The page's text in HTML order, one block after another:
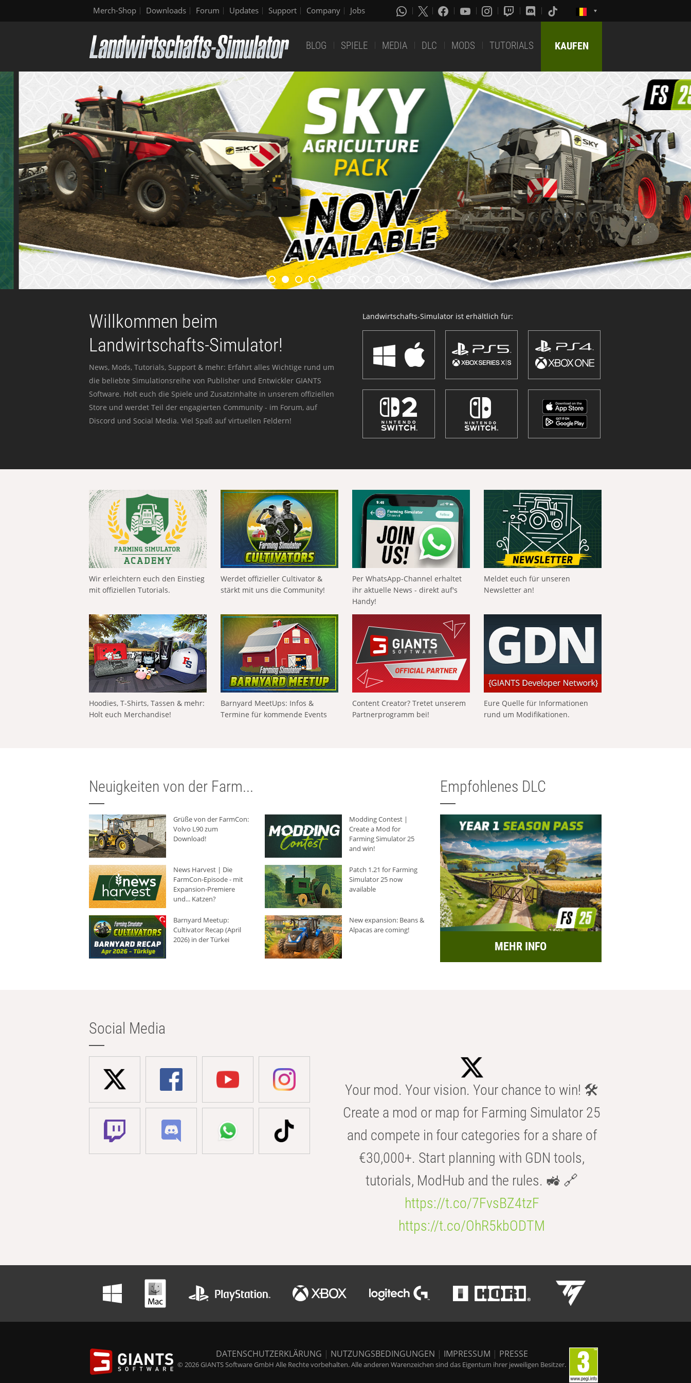
Merch-Shop Downloads Forum Updates Support Company Jobs
BLOG SPIELE MEDIA DLC MODS TUTORIALS KAUFEN
Willkommen beim
Landwirtschafts-Simulator!
News, Mods, Tutorials, Support & mehr: Erfahrt alles Wichtige rund um
die beliebte Simulationsreihe von Publisher und Entwickler GIANTS
Software. Holt euch die Spiele und Zusatzinhalte in unserem offiziellen
Store und werdet Teil der engagierten Community - im Forum, auf
Discord und Social Media. Viel Spaß auf virtuellen Feldern!
Landwirtschafts-Simulator ist erhältlich für:
Wir erleichtern euch den Einstieg
mit offiziellen Tutorials.
Werdet offizieller Cultivator &
stärkt mit uns die Community!
Per WhatsApp-Channel erhaltet
ihr aktuelle News - direkt auf's
Handy!
Meldet euch für unseren
Newsletter an!
Hoodies, T-Shirts, Tassen & mehr:
Holt euch Merchandise!
Barnyard MeetUps: Infos &
Termine für kommende Events
Content Creator? Tretet unserem
Partnerprogramm bei!
Eure Quelle für Informationen
rund um Modifikationen.
Neuigkeiten von der Farm...
Grüße von der FarmCon:
Volvo L90 zum
Download!
Modding Contest |
Create a Mod for
Farming Simulator 25
and win!
News Harvest | Die
FarmCon-Episode - mit
Expansion-Premiere
und... Katzen?
Patch 1.21 for Farming
Simulator 25 now
available
Barnyard Meetup:
Cultivator Recap (April
2026) in der Türkei
New expansion: Beans &
Alpacas are coming!
Empfohlenes DLC
MEHR INFO
Social Media
Your mod. Your vision. Your chance to win! 🛠️
Create a mod or map for Farming Simulator 25
and compete in four categories for a share of
€30,000+. Start planning with GDN tools,
tutorials, ModHub and the rules. 🚜 🔗
https://t.co/7FvsBZ4tzF
https://t.co/OhR5kbODTM
DATENSCHUTZERKLÄRUNG | NUTZUNGSBEDINGUNGEN | IMPRESSUM | PRESSE
© 2026 GIANTS Software GmbH Alle Rechte vorbehalten. Alle anderen Warenzeichen sind das Eigentum ihrer jeweiligen Besitzer.